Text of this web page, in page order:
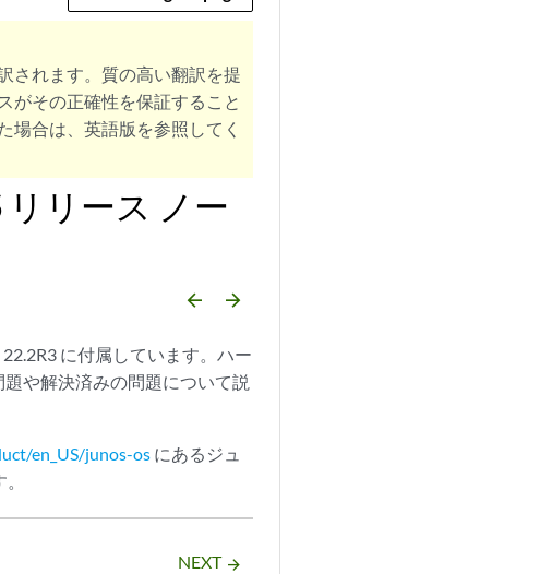
されます。質の高い翻訳を提
がその正確性を保証すること
場合は、英語版を参照してく
リリース ノー
arrow_backward arrow_forward
に付属しています。ハー
や解決済みの問題について説
en_US/junos-os にあるジュ
NEXT arrow_forward